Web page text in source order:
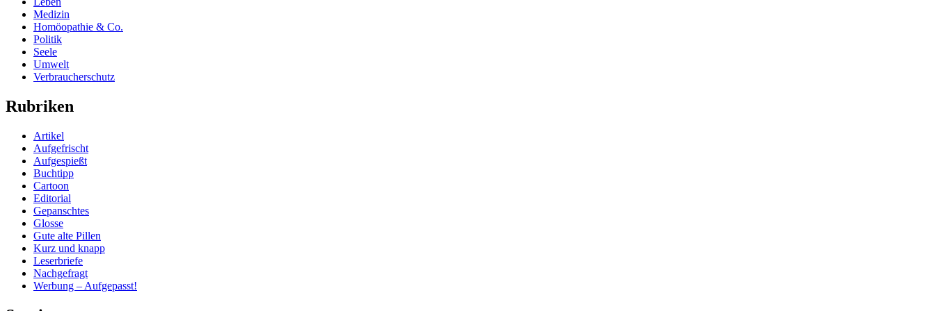
Medizin
Homöopathie & Co.
Politik
Seele
Umwelt
Verbraucherschutz
Rubriken
Artikel
Aufgefrischt
Aufgespießt
Buchtipp
Cartoon
Editorial
Gepanschtes
Glosse
Gute alte Pillen
Kurz und knapp
Leserbriefe
Nachgefragt
Werbung – Aufgepasst!